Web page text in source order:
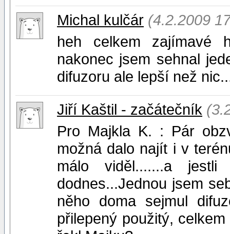
Michal kulčár (4.2.2009
heh celkem zajímavé
nakonec jsem sehnal
difuzoru ale lepší než
Jiří Kaštil - začátečník
Pro Majkla K. : Pár
možná dalo najít i v
málo viděl.......a jestli
dodnes...Jednou jsem
něho doma sejmul
přilepený použitý,